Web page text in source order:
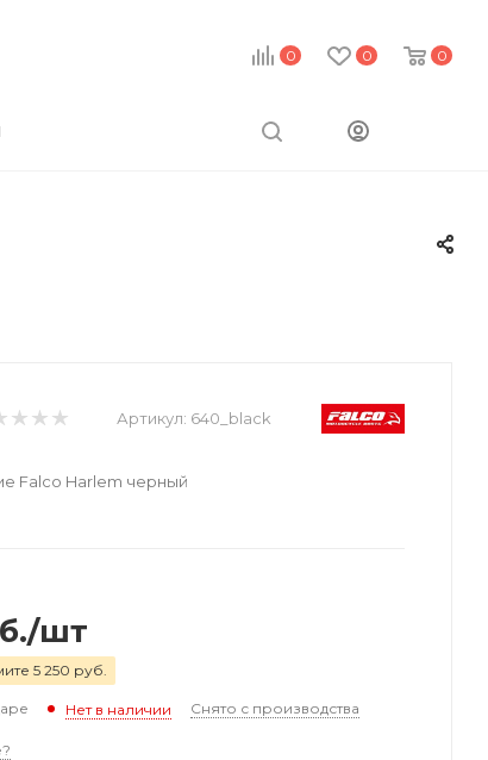
0 0 0
Артикул: 640_black
Falco Harlem черный
/шт
5 250 руб.
Нет в наличии Снято с производства